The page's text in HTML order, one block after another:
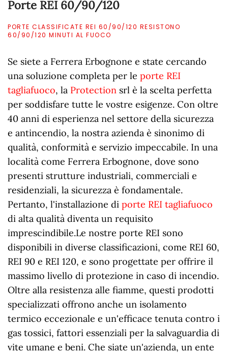
Porte REI 60/90/120
PORTE CLASSIFICATE REI 60/90/120 RESISTONO
60/90/120 MINUTI AL FUOCO
Se siete a Ferrera Erbognone e state cercando
una soluzione completa per le porte REI
tagliafuoco, la Protection srl è la scelta perfetta
per soddisfare tutte le vostre esigenze. Con oltre
40 anni di esperienza nel settore della sicurezza
e antincendio, la nostra azienda è sinonimo di
qualità, conformità e servizio impeccabile. In una
località come Ferrera Erbognone, dove sono
presenti strutture industriali, commerciali e
residenziali, la sicurezza è fondamentale.
Pertanto, l'installazione di porte REI tagliafuoco
di alta qualità diventa un requisito
imprescindibile.Le nostre porte REI sono
disponibili in diverse classificazioni, come REI 60,
REI 90 e REI 120, e sono progettate per offrire il
massimo livello di protezione in caso di incendio.
Oltre alla resistenza alle fiamme, questi prodotti
specializzati offrono anche un isolamento
termico eccezionale e un'efficace tenuta contro i
gas tossici, fattori essenziali per la salvaguardia di
vite umane e beni. Che siate un'azienda, un ente